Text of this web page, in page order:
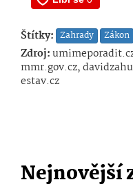
Štítky: Zahrady Zákon
Zdroj:
mmr.gov.cz,
estav.cz
Nejnovější